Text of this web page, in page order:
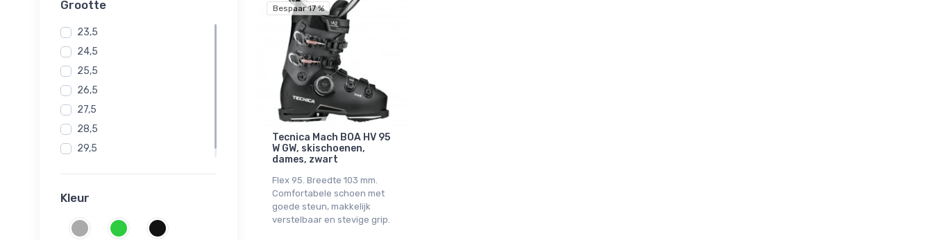
Grootte
23,5
24,5
25,5
26,5
27,5
28,5
29,5
Kleur
Bespaar 17 %
Tecnica Mach BOA HV 95
W GW, skischoenen,
dames, zwart
Flex 95. Breedte 103 mm.
Comfortabele schoen met
goede steun, makkelijk
verstelbaar en stevige grip.